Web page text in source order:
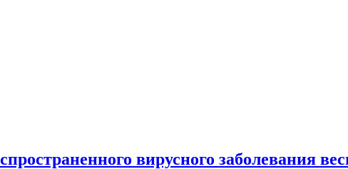
вирусного заболевания